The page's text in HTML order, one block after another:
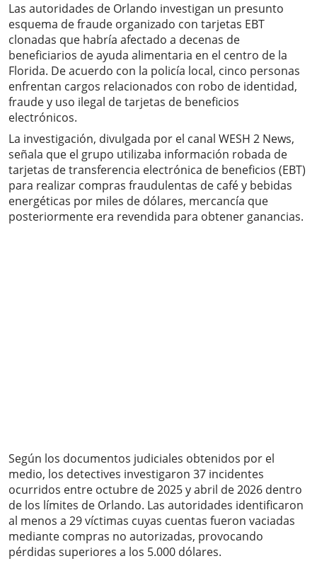
Las autoridades de Orlando investigan un presunto
esquema de fraude organizado con tarjetas EBT
clonadas que habría afectado a decenas de
beneficiarios de ayuda alimentaria en el centro de la
Florida. De acuerdo con la policía local, cinco personas
enfrentan cargos relacionados con robo de identidad,
fraude y uso ilegal de tarjetas de beneficios
electrónicos.
La investigación, divulgada por el canal WESH 2 News,
señala que el grupo utilizaba información robada de
tarjetas de transferencia electrónica de beneficios (EBT)
para realizar compras fraudulentas de café y bebidas
energéticas por miles de dólares, mercancía que
posteriormente era revendida para obtener ganancias.
Según los documentos judiciales obtenidos por el
medio, los detectives investigaron 37 incidentes
ocurridos entre octubre de 2025 y abril de 2026 dentro
de los límites de Orlando. Las autoridades identificaron
al menos a 29 víctimas cuyas cuentas fueron vaciadas
mediante compras no autorizadas, provocando
pérdidas superiores a los 5.000 dólares.